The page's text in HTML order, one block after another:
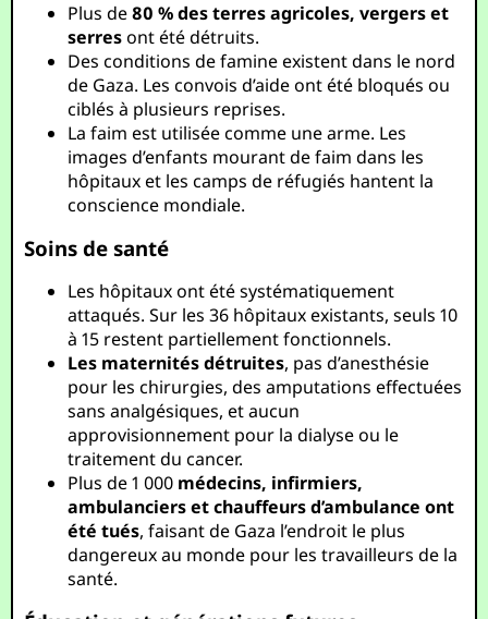
Plus de80 % des terres agricoles, vergers et
serresont été détruits.
Des conditions de famine existent dans le nord
de Gaza. Les convois d’aide ont été bloqués ou
ciblés à plusieurs reprises.
La faim est utilisée comme une arme. Les
images d’enfants mourant de faim dans les
hôpitaux et les camps de réfugiés hantent la
conscience mondiale.
Soins de santé
Les hôpitaux ont été systématiquement
attaqués. Sur les 36 hôpitaux existants, seuls 10
à 15 restent partiellement fonctionnels.
Les maternités détruites, pas d’anesthésie
pour les chirurgies, des amputations effectuées
sans analgésiques, et aucun
approvisionnement pour la dialyse ou le
traitement du cancer.
Plus de 1 000 médecins, infirmiers,
ambulanciers et chauffeurs d’ambulance ont
été tués, faisant de Gaza l’endroit le plus
dangereux au monde pour les travailleurs de la
santé.